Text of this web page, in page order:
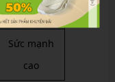
năng
Sức mạnh
cao